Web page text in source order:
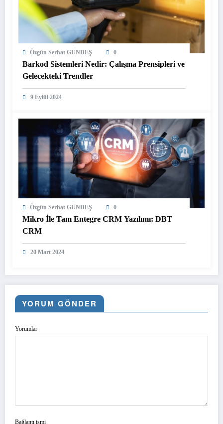
Özgün Serhat GÜNDEŞ 0
Barkod Sistemleri Nedir: Çalışma Prensipleri ve
Gelecekteki Trendler
9 Eylül 2024
Özgün Serhat GÜNDEŞ 0
Mikro İle Tam Entegre CRM Yazılımı: DBT
CRM
20 Mart 2024
YORUM GÖNDER
Yorumlar
Bağlantı ismi